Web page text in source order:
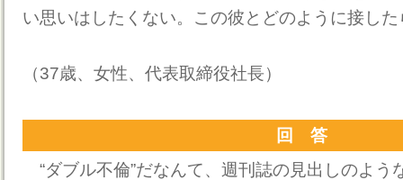
い思いはしたくない。この彼とどのように接し
（37歳、女性、代表取締役社長）
回 答
“ダブル不倫”だなんて、週刊誌の見出しのよう